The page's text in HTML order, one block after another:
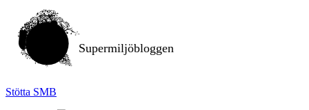
Supermiljöbloggen
Stötta SMB